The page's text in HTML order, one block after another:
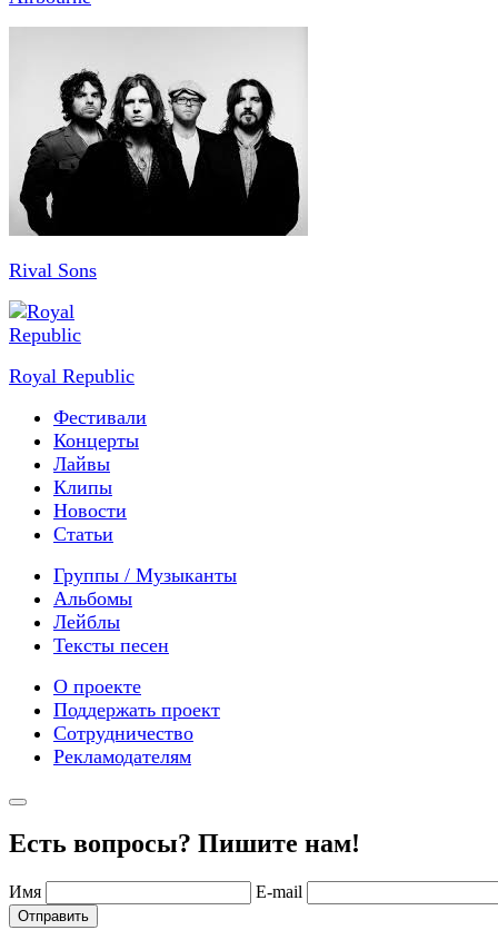
Rival Sons
Royal Republic
Фестивали
Концерты
Лайвы
Клипы
Новости
Статьи
Группы / Музыканты
Альбомы
Лейблы
Тексты песен
О проекте
Поддержать проект
Сотрудничество
Рекламодателям
Есть вопросы? Пишите нам!
Имя E-mail